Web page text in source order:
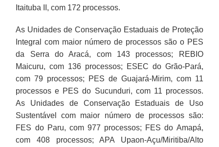
Itaituba II, com 172 processos.
As Unidades de Conservação Estaduais de Proteção
Integral com maior número de processos são o PES
da Serra do Aracá, com 143 processos; REBIO
Maicuru, com 136 processos; ESEC do Grão-Pará,
com 79 processos; PES de Guajará-Mirim, com 11
processos e PES do Sucunduri, com 11 processos.
As Unidades de Conservação Estaduais de Uso
Sustentável com maior número de processos são:
FES do Paru, com 977 processos; FES do Amapá,
com 408 processos; APA Upaon-Açu/Miritiba/Alto